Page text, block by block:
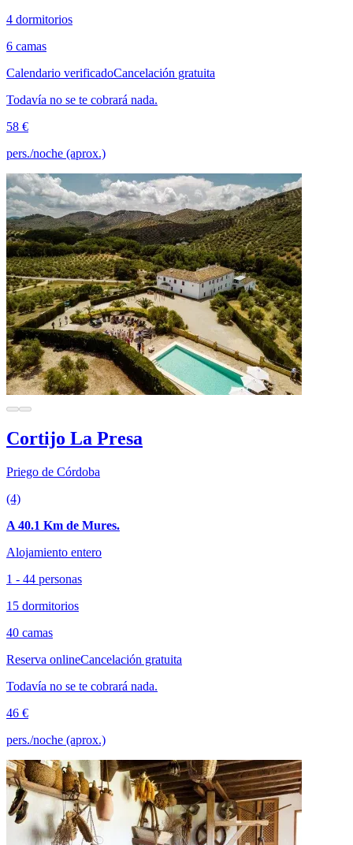
4 dormitorios
6 camas
Calendario verificadoCancelación gratuita
Todavía no se te cobrará nada.
58 €
pers./noche (aprox.)
Cortijo La Presa
Priego de Córdoba
(4)
A 40.1 Km de Mures.
Alojamiento entero
1 - 44 personas
15 dormitorios
40 camas
Reserva onlineCancelación gratuita
Todavía no se te cobrará nada.
46 €
pers./noche (aprox.)